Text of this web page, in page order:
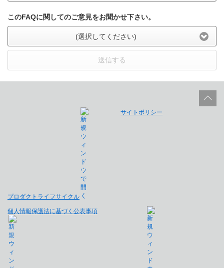
このFAQに関してのご意見をお聞かせ下さい。
(選択してください)
送信する
プロダクトライフサイクル
サイトポリシー
個人情報保護法に基づく公表事項